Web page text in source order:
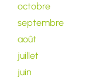
octobre
septembre
août
juillet
juin